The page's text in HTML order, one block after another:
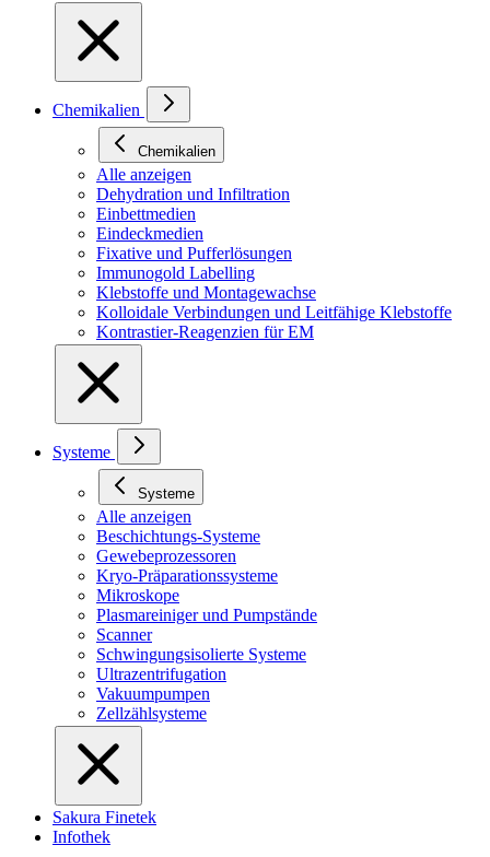
Chemikalien
Chemikalien
Alle anzeigen
Dehydration und Infiltration
Einbettmedien
Eindeckmedien
Fixative und Pufferlösungen
Immunogold Labelling
Klebstoffe und Montagewachse
Kolloidale Verbindungen und Leitfähige Klebstoffe
Kontrastier-Reagenzien für EM
Systeme
Systeme
Alle anzeigen
Beschichtungs-Systeme
Gewebeprozessoren
Kryo-Präparationssysteme
Mikroskope
Plasmareiniger und Pumpstände
Scanner
Schwingungsisolierte Systeme
Ultrazentrifugation
Vakuumpumpen
Zellzählsysteme
Sakura Finetek
Infothek